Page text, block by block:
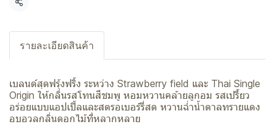
แชร์
รายละเอียดสินค้า
เบลนด์สุดฟรุ้งฟริ้ง ระหว่าง Strawberry field และ Thai Single
Origin ให้กลิ่นรสโทนสีชมพู หอมหวานคล้ายลูกอม รสเปรี้ยว
อร่อยแบบแอปเปิ้ลและสตรอเบอร์รี่สด หวานฉ่ำน้ำตาลทรายแดง
อบอวลกลิ่นดอกไม้ที่หลากหลาย